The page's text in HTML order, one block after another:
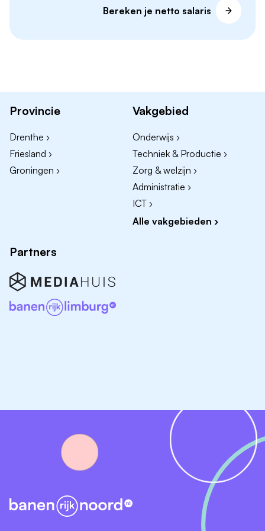
Baliemedewerker / receptionist:eerste
aan en optimaliseert processen.
Wie in de klantenservice werkt, moet beschikken
over:
Communicatieve vaardigheden:helder
uitleggen en actief luisteren.
Probleemoplossend vermogen:snel schakelen
Empathie:
Stressbestendigheid:
piekmomenten of lastige gesprekken.
Digitale skills:
Hoe is de arbeidsmarkt in Noord-Nederland voor
de klantenservice?
Bereken je netto salaris
Provincie
Drenthe ›
Friesland ›
Groningen ›
Vakgebied
Onderwijs ›
Techniek & Productie ›
Zorg & welzijn ›
Administratie ›
ICT ›
Alle vakgebieden ›
Partners